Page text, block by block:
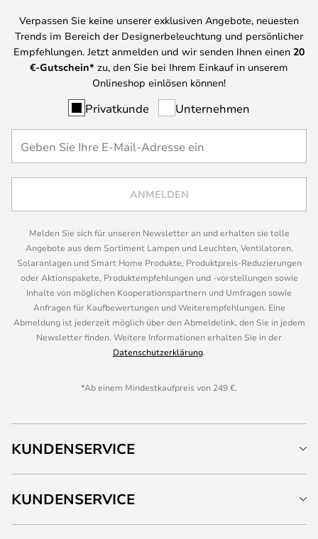
Verpassen Sie keine unserer exklusiven Angebote, neuesten
Trends im Bereich der Designerbeleuchtung und persönlicher
Empfehlungen. Jetzt anmelden und wir senden Ihnen einen 20
€-Gutschein* zu, den Sie bei Ihrem Einkauf in unserem
Onlineshop einlösen können!
Privatkunde Unternehmen
ANMELDEN
Melden Sie sich für unseren Newsletter an und erhalten sie tolle
Angebote aus dem Sortiment Lampen und Leuchten, Ventilatoren,
Solaranlagen und Smart Home Produkte, Produktpreis-Reduzierungen
oder Aktionspakete, Produktempfehlungen und -vorstellungen sowie
Inhalte von möglichen Kooperationspartnern und Umfragen sowie
Anfragen für Kaufbewertungen und Weiterempfehlungen. Eine
Abmeldung ist jederzeit möglich über den Abmeldelink, den Sie in jedem
Newsletter finden. Weitere Informationen erhalten Sie in der
Datenschutzerklärung.
*Ab einem Mindestkaufpreis von 249 €.
KUNDENSERVICE
KUNDENSERVICE